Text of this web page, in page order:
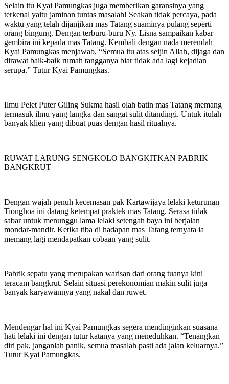
Selain itu Kyai Pamungkas juga memberikan garansinya yang
terkenal yaitu jaminan tuntas masalah! Seakan tidak percaya, pada
waktu yang telah dijanjikan mas Tatang suaminya pulang seperti
orang bingung. Dengan terburu-buru Ny. Lisna sampaikan kabar
gembira ini kepada mas Tatang. Kembali dengan nada merendah
Kyai Pamungkas menjawab, “Semua itu atas seijin Allah, dijaga dan
dirawat baik-baik rumah tangganya biar tidak ada lagi kejadian
serupa.” Tutur Kyai Pamungkas.
Ilmu Pelet Puter Giling Sukma hasil olah batin mas Tatang memang
termasuk ilmu yang langka dan sangat sulit ditandingi. Untuk itulah
banyak klien yang dibuat puas dengan hasil ritualnya.
RUWAT LARUNG SENGKOLO BANGKITKAN PABRIK
BANGKRUT
Dengan wajah penuh kecemasan pak Kartawijaya lelaki keturunan
Tionghoa ini datang ketempat praktek mas Tatang. Serasa tidak
sabar untuk menunggu lama lelaki setengah baya ini berjalan
mondar-mandir. Ketika tiba di hadapan mas Tatang ternyata ia
memang lagi mendapatkan cobaan yang sulit.
Pabrik sepatu yang merupakan warisan dari orang tuanya kini
teracam bangkrut. Selain situasi perekonomian makin sulit juga
banyak karyawannya yang nakal dan ruwet.
Mendengar hal ini Kyai Pamungkas segera mendinginkan suasana
hati lelaki ini dengan tutur katanya yang meneduhkan. “Tenangkan
diri pak, janganlah panik, semua masalah pasti ada jalan keluarnya.”
Tutur Kyai Pamungkas.